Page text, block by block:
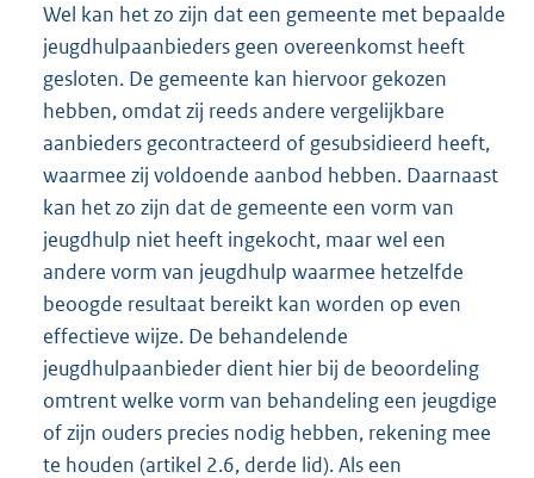
Wel kan het zo zijn dat een gemeente met bepaalde
jeugdhulpaanbieders geen overeenkomst heeft
gesloten. De gemeente kan hiervoor gekozen
hebben, omdat zij reeds andere vergelijkbare
aanbieders gecontracteerd of gesubsidieerd heeft,
waarmee zij voldoende aanbod hebben. Daarnaast
kan het zo zijn dat de gemeente een vorm van
jeugdhulp niet heeft ingekocht, maar wel een
andere vorm van jeugdhulp waarmee hetzelfde
beoogde resultaat bereikt kan worden op even
effectieve wijze. De behandelende
jeugdhulpaanbieder dient hier bij de beoordeling
omtrent welke vorm van behandeling een jeugdige
of zijn ouders precies nodig hebben, rekening mee
te houden (artikel 2.6, derde lid). Als een